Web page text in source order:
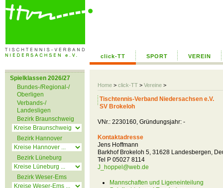
click-TT SPORT VEREIN
Home > click-TT > Vereine >
Spielklassen 2026/27
Bundes-/Regional-/
Oberligen
Verbands-/
Landesligen
Bezirk Braunschweig
Bezirk Hannover
Bezirk Lüneburg
Bezirk Weser-Ems
Tischtennis-Verband Niedersachsen e.V.
SV Brokeloh
VNr.: 2230160, Gründungsjahr: -
Kontaktadresse
Jens Hoffmann
Barkhof Brokeloh 5, 31628 Landesbergen,
Tel P 05027 8114
J_hoppel@web.de
Mannschaften und Ligeneinteilung